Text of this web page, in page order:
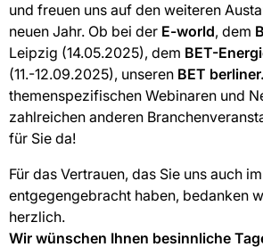
und freuen uns auf den weiteren
neuen Jahr. Ob bei der E-world, dem
Leipzig (14.05.2025), dem BET-
(11.-12.09.2025), unseren BET
themenspezifischen Webinaren und
zahlreichen anderen
für Sie da!
Für das Vertrauen, das Sie uns auch
entgegengebracht haben, bedanken
herzlich.
Wir wünschen Ihnen besinnliche